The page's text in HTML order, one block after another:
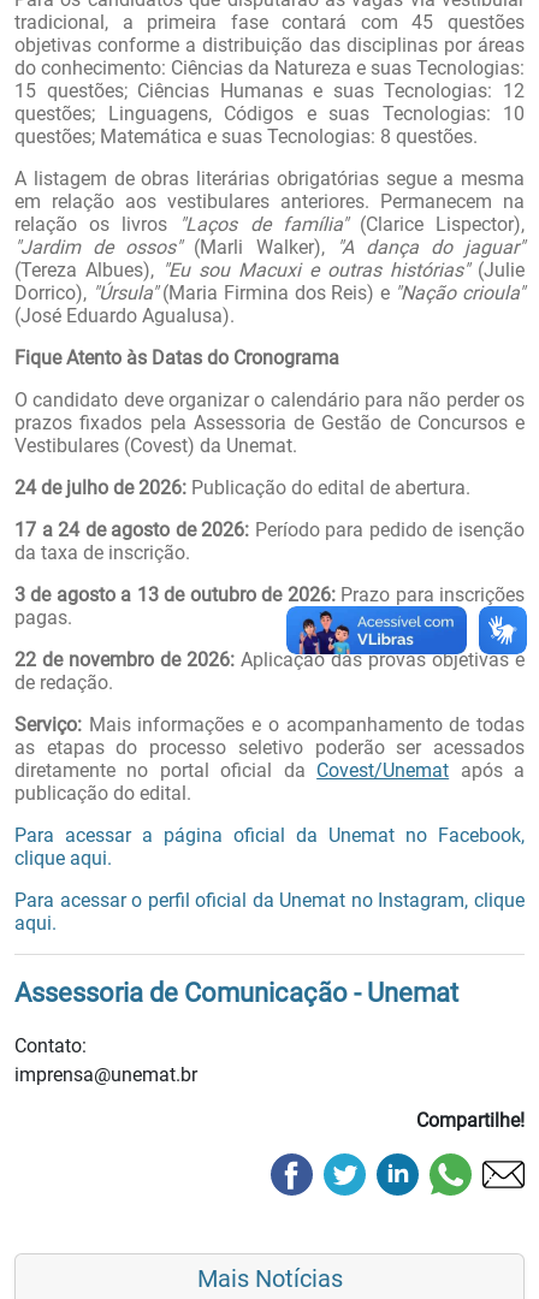
tradicional, a primeira fase contará com 45 questões
objetivas conforme a distribuição das disciplinas por áreas
do conhecimento: Ciências da Natureza e suas Tecnologias:
15 questões; Ciências Humanas e suas Tecnologias: 12
questões; Linguagens, Códigos e suas Tecnologias: 10
questões; Matemática e suas Tecnologias: 8 questões.
A listagem de obras literárias obrigatórias segue a mesma
em relação aos vestibulares anteriores. Permanecem na
relação os livros
"Laços de família"(Clarice Lispector),
"Jardim de ossos"(Marli Walker),
"A dança do jaguar"
(Tereza Albues), "Eu sou Macuxi e outras histórias"(Julie
Dorrico), "Úrsula"(Maria Firmina dos Reis) e "Nação crioula"
(José Eduardo Agualusa).
Fique Atento às Datas do Cronograma
O candidato deve organizar o calendário para não perder os
prazos fixados pela Assessoria de Gestão de Concursos e
Vestibulares (Covest) da Unemat.
24 de julho de 2026: Publicação do edital de abertura.
17 a 24 de agosto de 2026: Período para pedido de isenção
da taxa de inscrição.
3 de agosto a 13 de outubro de 2026:Prazo para inscrições
pagas.
22 de novembro de 2026: Aplicação das provas objetivas e
de redação.
Serviço: Mais informações e o acompanhamento de todas
as etapas do processo seletivo poderão ser acessados
diretamente no portal oficial da Covest/Unemat após a
publicação do edital.
Para acessar a página oficial da Unemat no Facebook,
clique aqui.
Para acessar o perfil oficial da Unemat no Instagram, clique
aqui.
Assessoria de Comunicação - Unemat
Contato:
imprensa@unemat.br
Compartilhe!
Mais Notícias